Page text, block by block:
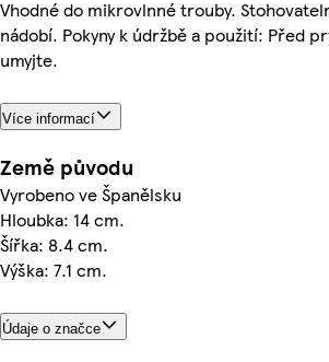
Vhodné do mikrovlnné trouby.
nádobí. Pokyny k údržbě a použití: Před
umyjte.
Více informací
Země původu
Vyrobeno ve Španělsku
Hloubka: 14 cm.
Šířka: 8.4 cm.
Výška: 7.1 cm.
Údaje o značce